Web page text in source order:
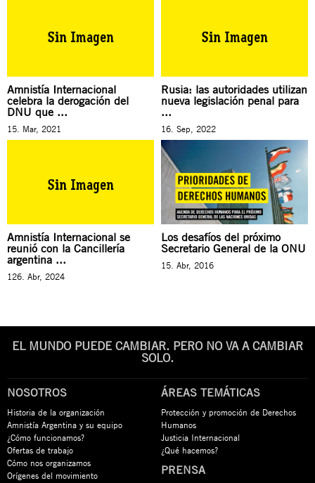
Amnistía Internacional
celebra la derogación del
DNU que ...
15. Mar, 2021
Rusia: las autoridades utilizan
nueva legislación penal para
...
16. Sep, 2022
Amnistía Internacional se
reunió con la Cancillería
argentina ...
126. Abr, 2024
Los desafíos del próximo
Secretario General de la ONU
15. Abr, 2016
EL MUNDO PUEDE CAMBIAR. PERO NO VA A CAMBIAR
SOLO.
NOSOTROS
Historia de la organización
Amnistía Argentina y su equipo
¿Cómo funcionamos?
Ofertas de trabajo
Cómo nos organizamos
Orígenes del movimiento
ÁREAS TEMÁTICAS
Protección y promoción de Derechos
Humanos
Justicia Internacional
¿Qué hacemos?
PRENSA